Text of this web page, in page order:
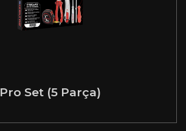
Pro Set (5 Parça)